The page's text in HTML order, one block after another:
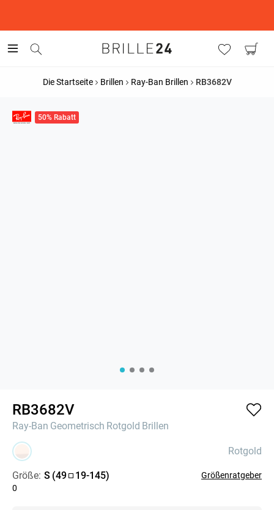
Die Startseite Brillen Ray-Ban Brillen RB3682V
50% Rabatt
RB3682V
Ray-Ban Geometrisch Rotgold Brillen
Rotgold
Größe: S (49 19-145)
Größenratgeber
0